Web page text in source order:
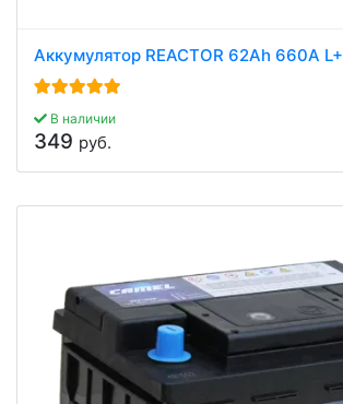
Аккумулятор REACTOR 62Ah 660A L+
В наличии
349 руб.